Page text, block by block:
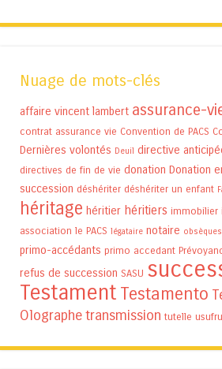
Nuage de mots-clés
affaire vincent lambert assurance-
contrat assurance vie Convention de PACS
Dernières volontés Deuil directive
directives de fin de vie donation Donation
succession déshériter déshériter un enfant
héritage héritier héritiers immobilier
association le PACS légataire notaire obsèques
primo-accédants primo accedant
refus de succession SASU
Testament Testamento
Olographetransmission tutelle